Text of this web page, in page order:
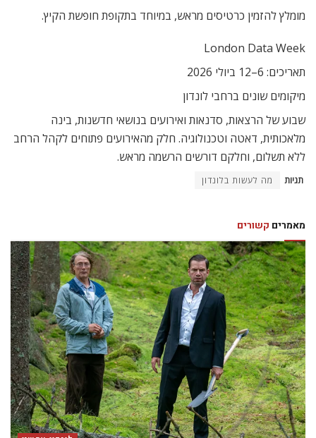
מומלץ להזמין כרטיסים מראש, במיוחד בתקופת חופשת הקיץ.
London Data Week
תאריכים: 6–12 ביולי 2026
מיקומים שונים ברחבי לונדון
שבוע של הרצאות, סדנאות ואירועים בנושאי חדשנות, בינה
מלאכותית, דאטה וטכנולוגיה. חלק מהאירועים פתוחים לקהל הרחב
ללא תשלום, וחלקם דורשים הרשמה מראש.
תגיות מה לעשות בלונדון
מאמרים קשורים